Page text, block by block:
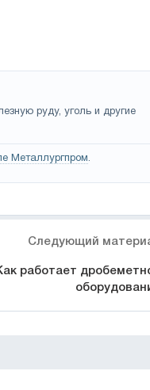
руду, уголь и другие
Металлургпром.
Следующий
работает